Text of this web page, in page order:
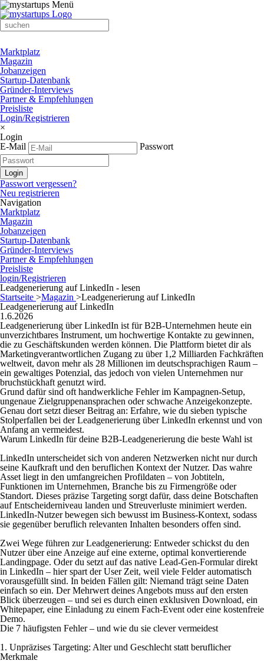
Marktplatz
Magazin
Jobanzeigen
Startup-Datenbank
Gründer-Interviews
Partner & Empfehlungen
Preisliste
Login/Registrieren
×
Login
E-Mail
Passwort
Passwort vergessen?
Neu registrieren
Navigation
Marktplatz
Magazin
Jobanzeigen
Startup-Datenbank
Gründer-Interviews
Partner & Empfehlungen
Preisliste
login/Registrieren
Leadgenerierung auf LinkedIn - lesen
Startseite >Magazin >Leadgenerierung auf LinkedIn
Leadgenerierung auf LinkedIn
1.6.2026
Leadgenerierung über LinkedIn ist für B2B-Unternehmen heute ein
unverzichtbares Instrument, um hochwertige Kontakte zu gewinnen,
die zu Geschäftskunden werden können. Die Plattform bietet dir als
Marketingverantwortlichen Zugang zu über 1,2 Milliarden Fachkräften
weltweit, davon mehr als 28 Millionen im deutschsprachigen Raum –
ein gewaltiges Potenzial, das jedoch von vielen Unternehmen nur
bruchstückhaft genutzt wird.
Grund dafür sind oft handwerkliche Fehler im Kampagnen-Setup,
ungenaue Zielgruppenansprachen oder schwache Anzeigekonzepte.
Genau dort setzt dieser Beitrag an: Erfahre, wie du sieben typische
Stolperfallen bei der Leadgenerierung über LinkedIn erkennst und von
Anfang an vermeidest.
Warum LinkedIn für deine B2B-Leadgenerierung die beste Wahl ist
LinkedIn unterscheidet sich von anderen Netzwerken nicht nur durch
seine Kaufkraft und den beruflichen Kontext der Nutzer. Das wahre
Asset liegt in den umfangreichen Profildaten – von Jobtiteln,
Funktionen im Unternehmen, Branche bis zu Firmengröße oder
Standort. Dieses präzise Targeting sorgt dafür, dass deine Botschaften
auf Entscheiderniveau landen und Streuverluste minimiert werden.
LinkedIn-Nutzer bewegen sich bewusst im Business-Kontext, sodass
sie gegenüber beruflich relevanten Inhalten besonders offen sind.
Zwei Wege führen zur Leadgenerierung: Entweder schickst du den
Nutzer über eine Anzeige auf eine externe, optimal konvertierende
Landingpage. Oder du setzt auf das native Lead-Gen-Formular direkt
in LinkedIn – hier spart der User Zeit, weil viele Felder automatisch
vorausgefüllt sind. In beiden Fällen gilt: Niemand trägt seine Daten
einfach so ein. Der Mehrwert deines Angebots muss auf den ersten
Blick überzeugen – und sei es durch einen exklusiven Download, ein
Whitepaper, eine Einladung zu einem Fach-Event oder eine kostenfreie
Demo.
Die 7 häufigsten Fehler – und wie du sie clever vermeidest
1. Unpräzises Targeting: Alter und Geschlecht statt beruflicher
Merkmale